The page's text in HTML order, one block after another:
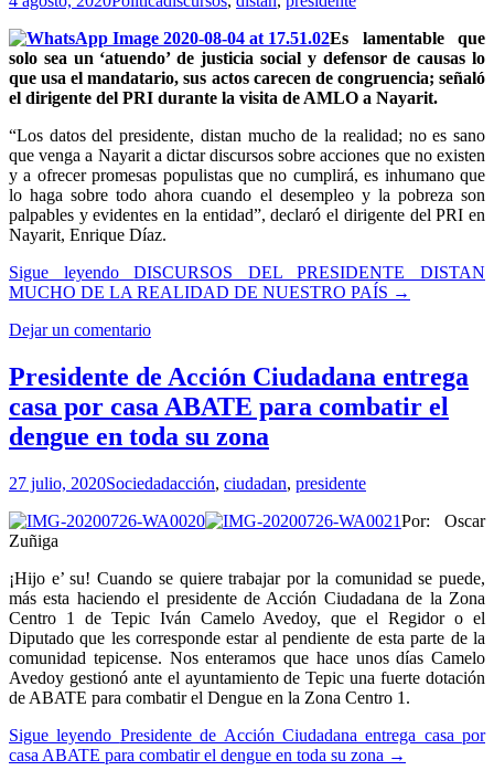
Es lamentable que
solo sea un ‘atuendo’ de justicia social y defensor de causas lo
que usa el mandatario, sus actos carecen de congruencia; señaló
el dirigente del PRI durante la visita de AMLO a Nayarit.
“Los datos del presidente, distan mucho de la realidad; no es sano
que venga a Nayarit a dictar discursos sobre acciones que no existen
y a ofrecer promesas populistas que no cumplirá, es inhumano que
lo haga sobre todo ahora cuando el desempleo y la pobreza son
palpables y evidentes en la entidad”, declaró el dirigente del PRI en
Nayarit, Enrique Díaz.
Sigue leyendoDISCURSOS DEL PRESIDENTE DISTAN
MUCHO DE LA REALIDAD DE NUESTRO PAÍS →
Dejar un comentario
Presidente de Acción Ciudadana entrega
casa por casa ABATE para combatir el
dengue en toda su zona
27 julio, 2020Sociedadacción, ciudadan, presidente
Por: Oscar
Zuñiga
¡Hijo e’ su! Cuando se quiere trabajar por la comunidad se puede,
más esta haciendo el presidente de Acción Ciudadana de la Zona
Centro 1 de Tepic Iván Camelo Avedoy, que el Regidor o el
Diputado que les corresponde estar al pendiente de esta parte de la
comunidad tepicense. Nos enteramos que hace unos días Camelo
Avedoy gestionó ante el ayuntamiento de Tepic una fuerte dotación
de ABATE para combatir el Dengue en la Zona Centro 1.
Sigue leyendo Presidente de Acción Ciudadana entrega casa por
casa ABATE para combatir el dengue en toda su zona →